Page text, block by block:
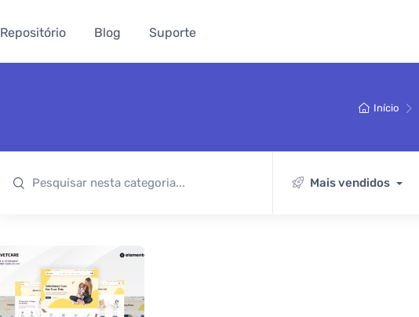
Repositório Blog Suporte
Início
Mais vendidos